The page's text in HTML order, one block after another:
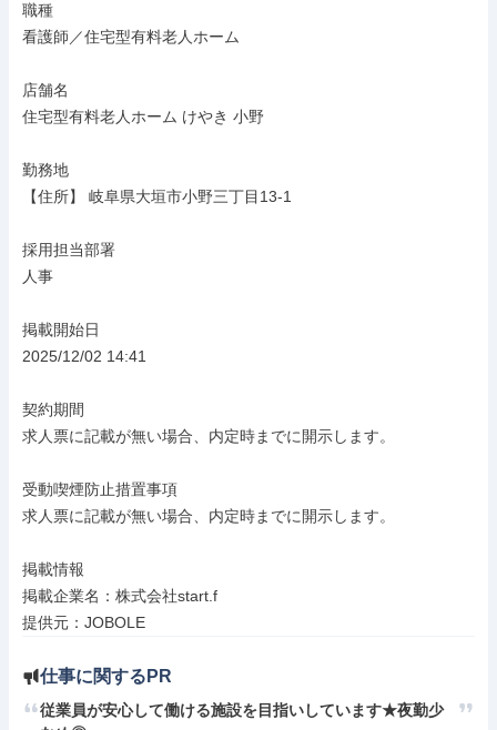
職種
看護師／住宅型有料老人ホーム
店舗名
住宅型有料老人ホーム けやき 小野
勤務地
【住所】 岐阜県大垣市小野三丁目13-1
採用担当部署
人事
掲載開始日
2025/12/02 14:41
契約期間
求人票に記載が無い場合、内定時までに開示します。
受動喫煙防止措置事項
求人票に記載が無い場合、内定時までに開示します。
掲載情報
掲載企業名：株式会社start.f
提供元：JOBOLE
仕事に関するPR
従業員が安心して働ける施設を目指いしています★夜勤少